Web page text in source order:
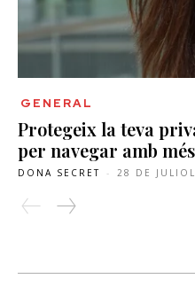
GENERAL
Protegeix la teva
per navegar amb
DONA SECRET - 28 DE